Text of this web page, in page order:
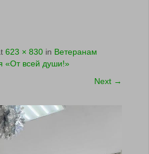
623 × 830 in Ветеранам
«От всей души!»
Next →